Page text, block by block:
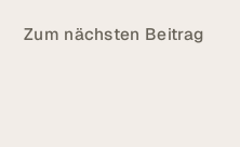
Zum nächsten Beitrag